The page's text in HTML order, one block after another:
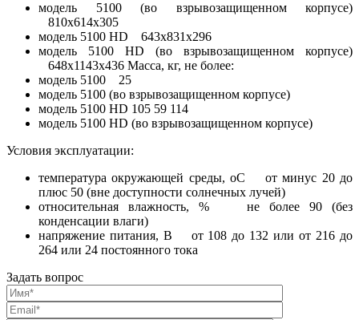
модель 5100 (во взрывозащищенном корпусе)
810х614х305
модель 5100 HD 643х831х296
модель 5100 HD (во взрывозащищенном корпусе)
648х1143х436 Масса, кг, не более:
модель 5100 25
модель 5100 (во взрывозащищенном корпусе)
модель 5100 HD 105 59 114
модель 5100 HD (во взрывозащищенном корпусе)
Условия эксплуатации:
температура окружающей среды, оС от минус 20 до
плюс 50 (вне доступности солнечных лучей)
относительная влажность, % не более 90 (без
конденсации влаги)
напряжение питания, В от 108 до 132 или от 216 до
264 или 24 постоянного тока
Задать вопрос